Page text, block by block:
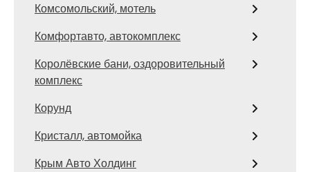
Комсомольский, мотель
Комфортавто, автокомплекс
Королёвские бани, оздоровительный
комплекс
Корунд
Кристалл, автомойка
Крым Авто Холдинг